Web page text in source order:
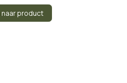
naar product